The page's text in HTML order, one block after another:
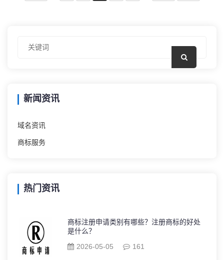
新闻资讯
域名资讯
商标服务
热门资讯
商标注册申请类别有哪些？注册商标的好处
是什么？
2026-05-05
161